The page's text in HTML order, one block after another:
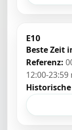
E10
Beste Zeit
Referenz:
12:00-